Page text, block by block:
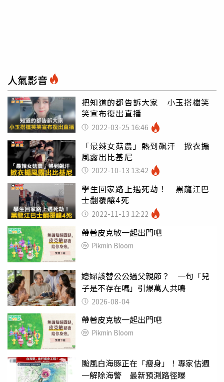
人氣影音
把知道的都告訴大家 小玉搭檔笑
笑宣布復出直播
2022-03-25 16:46
「最辣女菇農」熱到飆汗 掀衣搧
風露出比基尼
2022-10-13 13:42
學生回家路上遇死劫！ 黑龍江巴
士翻覆釀4死
2022-11-13 12:22
帶著皮克敏一起出門吧
Pikmin Bloom
媳婦該替公公過父親節？ 一句「兒
子是不存在嗎」引爆萬人共鳴
2026-08-04
帶著皮克敏一起出門吧
Pikmin Bloom
颱風白海豚正在「瘦身」！專家估週
一解除海警 最新預測路徑曝